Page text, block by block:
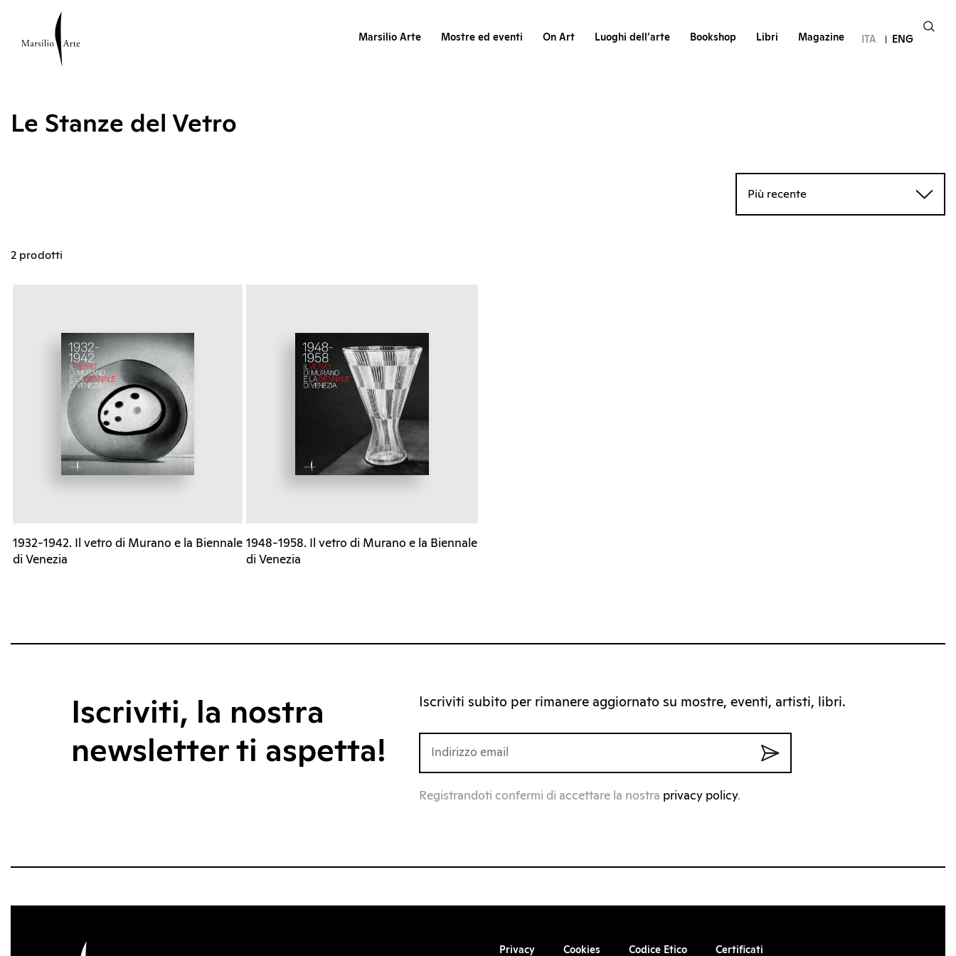
Marsilio Arte Mostre ed eventi On Art Luoghi dell’arte Bookshop Libri Magazine ITA ENG
Le Stanze del Vetro
Più recente
2 prodotti
1932-1942. Il vetro di Murano e la Biennale
di Venezia
1948-1958. Il vetro di Murano e la Biennale
di Venezia
Iscriviti, la nostra
newsletter ti aspetta!
Iscriviti subito per rimanere aggiornato su mostre, eventi, artisti, libri.
Registrandoti confermi di accettare la nostra privacy policy.
Privacy Cookies Codice Etico Certificati